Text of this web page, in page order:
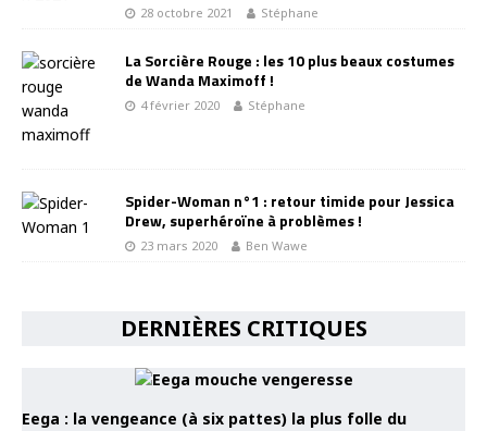
28 octobre 2021 Stéphane
La Sorcière Rouge : les 10 plus beaux costumes
de Wanda Maximoff !
4 février 2020 Stéphane
Spider-Woman n°1 : retour timide pour Jessica
Drew, superhéroïne à problèmes !
23 mars 2020 Ben Wawe
DERNIÈRES CRITIQUES
Eega : la vengeance (à six pattes) la plus folle du